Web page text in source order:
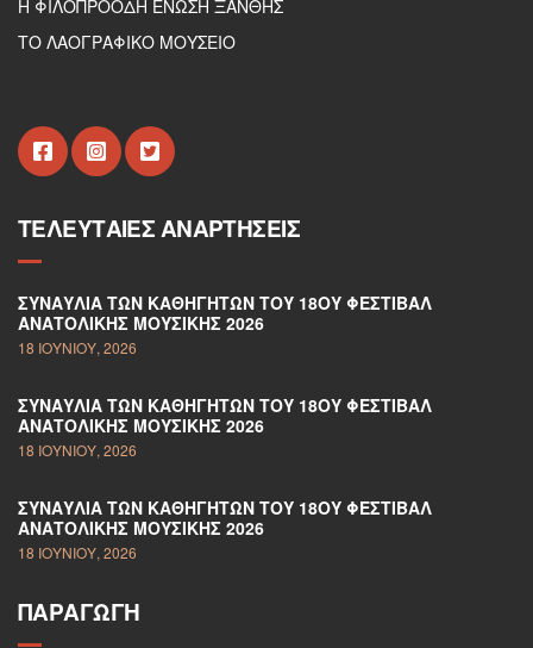
Η ΦΙΛΟΠΡΟΟΔΗ ΕΝΩΣΗ ΞΑΝΘΗΣ
ΤΟ ΛΑΟΓΡΑΦΙΚΟ ΜΟΥΣΕΙΟ
ΤΕΛΕΥΤΑΊΕΣ ΑΝΑΡΤΉΣΕΙΣ
ΣΥΝΑΥΛΊΑ ΤΩΝ ΚΑΘΗΓΗΤΏΝ ΤΟΥ 18ΟΥ ΦΕΣΤΙΒΆΛ
ΑΝΑΤΟΛΙΚΉΣ ΜΟΥΣΙΚΉΣ 2026
18 ΙΟΥΝΊΟΥ, 2026
ΣΥΝΑΥΛΊΑ ΤΩΝ ΚΑΘΗΓΗΤΏΝ ΤΟΥ 18ΟΥ ΦΕΣΤΙΒΆΛ
ΑΝΑΤΟΛΙΚΉΣ ΜΟΥΣΙΚΉΣ 2026
18 ΙΟΥΝΊΟΥ, 2026
ΣΥΝΑΥΛΊΑ ΤΩΝ ΚΑΘΗΓΗΤΏΝ ΤΟΥ 18ΟΥ ΦΕΣΤΙΒΆΛ
ΑΝΑΤΟΛΙΚΉΣ ΜΟΥΣΙΚΉΣ 2026
18 ΙΟΥΝΊΟΥ, 2026
ΠΑΡΑΓΩΓΉ